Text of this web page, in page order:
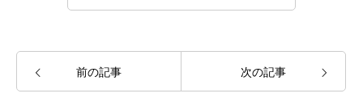
前の記事 次の記事